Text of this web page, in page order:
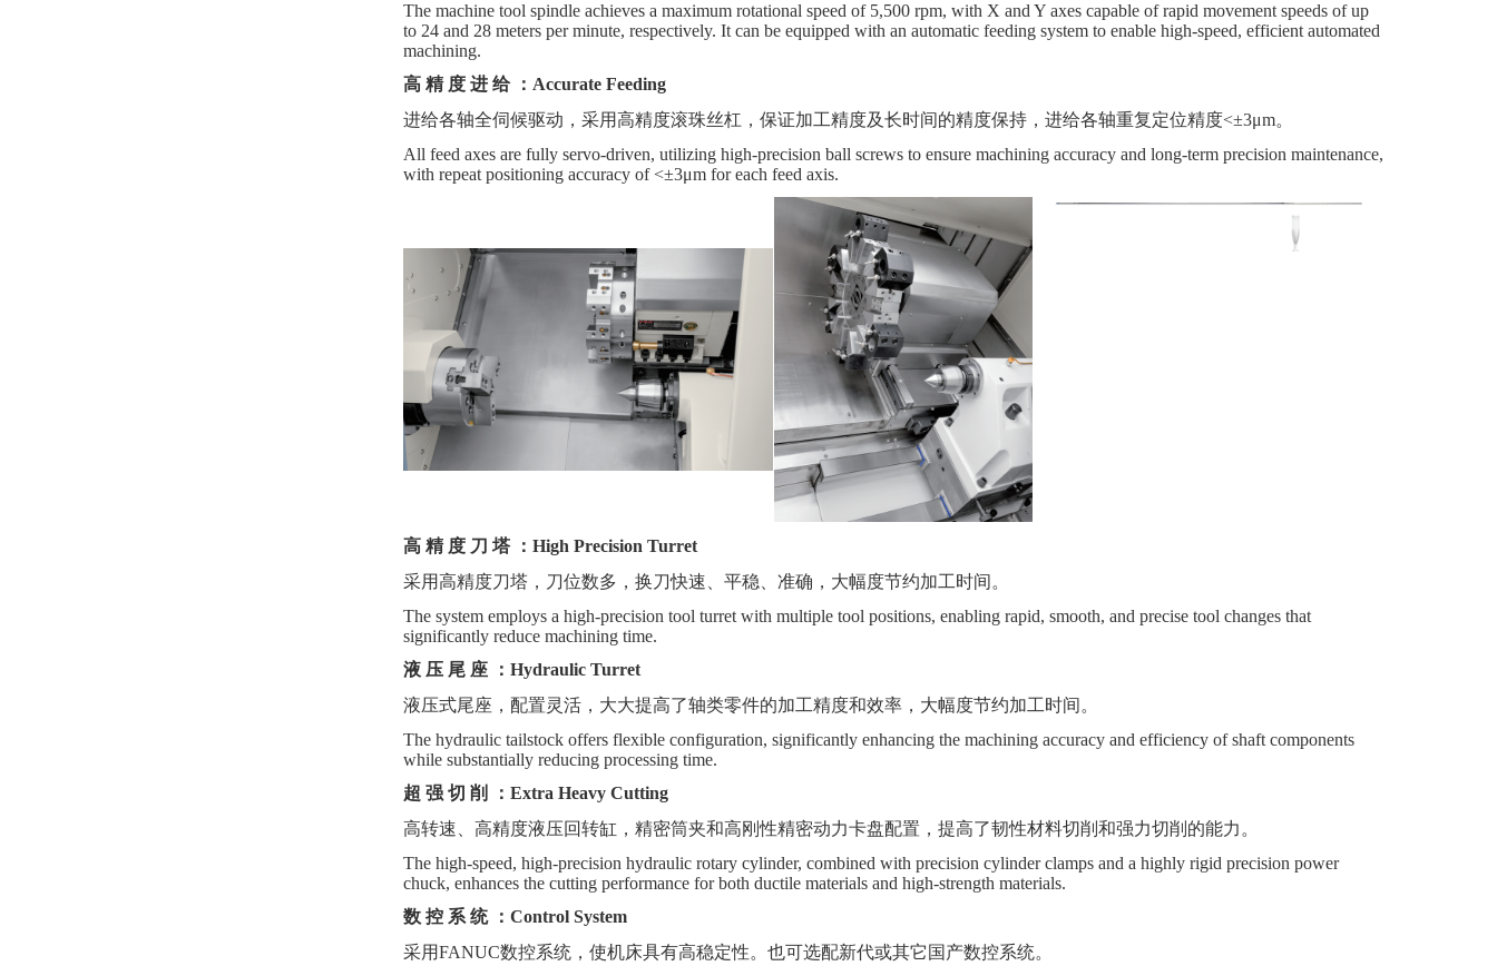
The machine tool spindle achieves a maximum rotational speed of 5,500 rpm, with X and Y axes capable of rapid movement speeds of up
to 24 and 28 meters per minute, respectively. It can be equipped with an automatic feeding system to enable high-speed, efficient automated
machining.
高 精 度 进 给 ： Accurate Feeding
进给各轴全伺候驱动，采用高精度滚珠丝杠，保证加工精度及长时间的精度保持，进给各轴重复定位精度<±3μm。
All feed axes are fully servo-driven, utilizing high-precision ball screws to ensure machining accuracy and long-term precision maintenance,
with repeat positioning accuracy of <±3μm for each feed axis.
高 精 度 刀 塔 ： High Precision Turret
采用高精度刀塔，刀位数多，换刀快速、平稳、准确，大幅度节约加工时间。
The system employs a high-precision tool turret with multiple tool positions, enabling rapid, smooth, and precise tool changes that
significantly reduce machining time.
液 压 尾 座 ： Hydraulic Turret
液压式尾座，配置灵活，大大提高了轴类零件的加工精度和效率 ， 大幅度节约加工时间。
The hydraulic tailstock offers flexible configuration, significantly enhancing the machining accuracy and efficiency of shaft components
while substantially reducing processing time.
超 强 切 削 ： Extra Heavy Cutting
高转速、高精度液压回转缸，精密筒夹和高刚性精密动力卡盘配置，提高了韧性材料切削和强力切削的能力。
The high-speed, high-precision hydraulic rotary cylinder, combined with precision cylinder clamps and a highly rigid precision power
chuck, enhances the cutting performance for both ductile materials and high-strength materials.
数 控 系 统 ： Control System
采用FANUC数控系统，使机床具有高稳定性。也可选配新代或其它国产数控系统。